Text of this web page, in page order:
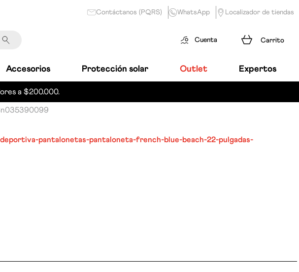
Contáctanos (PQRS) WhatsApp Localizador de tiendas
Cuenta
Accesorios Protección solar Outlet Expertos
a $200.000.
pantalonetas-pantaloneta-french-blue-beach-22-pulgadas-